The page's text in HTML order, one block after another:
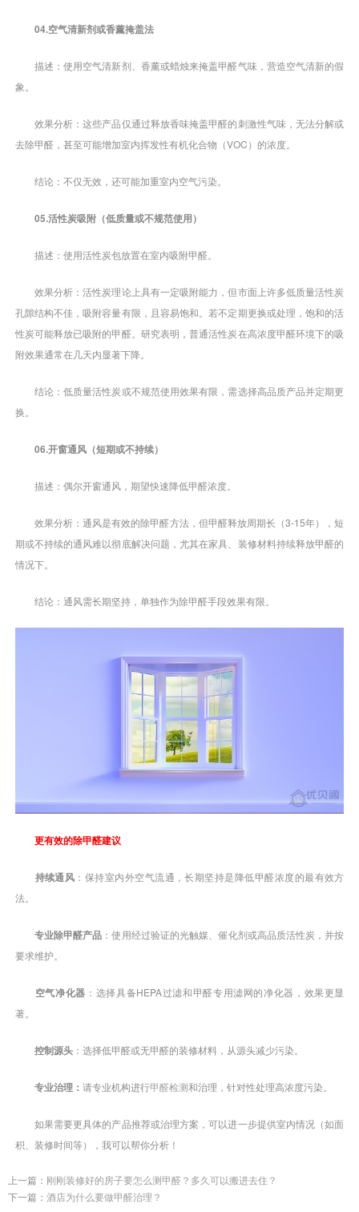
04.空气清新剂或香薰掩盖法
描述：使用空气清新剂、香薰或蜡烛来掩盖甲醛气味，营造空气清新的假
象。
效果分析：这些产品仅通过释放香味掩盖甲醛的刺激性气味，无法分解或
去除甲醛，甚至可能增加室内挥发性有机化合物（VOC）的浓度。
结论：不仅无效，还可能加重室内空气污染。
05.活性炭吸附（低质量或不规范使用）
描述：使用活性炭包放置在室内吸附甲醛。
效果分析：活性炭理论上具有一定吸附能力，但市面上许多低质量活性炭
孔隙结构不佳，吸附容量有限，且容易饱和。若不定期更换或处理，饱和的活
性炭可能释放已吸附的甲醛。研究表明，普通活性炭在高浓度甲醛环境下的吸
附效果通常在几天内显著下降。
结论：低质量活性炭或不规范使用效果有限，需选择高品质产品并定期更
换。
06.开窗通风（短期或不持续）
描述：偶尔开窗通风，期望快速降低甲醛浓度。
效果分析：通风是有效的除甲醛方法，但甲醛释放周期长（3-15年），短
期或不持续的通风难以彻底解决问题，尤其在家具、装修材料持续释放甲醛的
情况下。
结论：通风需长期坚持，单独作为除甲醛手段效果有限。
更有效的除甲醛建议
持续通风 ：保持室内外空气流通，长期坚持是降低甲醛浓度的最有效方
法。
专业除甲醛产品 ：使用经过验证的光触媒、催化剂或高品质活性炭，并按
要求维护。
空气净化器 ：选择具备HEPA过滤和甲醛专用滤网的净化器，效果更显
著。
控制源头：选择低甲醛或无甲醛的装修材料，从源头减少污染。
专业治理： 请专业机构进行甲醛检测和治理，针对性处理高浓度污染。
如果需要更具体的产品推荐或治理方案，可以进一步提供室内情况（如面
积、装修时间等），我可以帮你分析！
上一篇： 刚刚装修好的房子要怎么测甲醛？多久可以搬进去住？
下一篇： 酒店为什么要做甲醛治理？